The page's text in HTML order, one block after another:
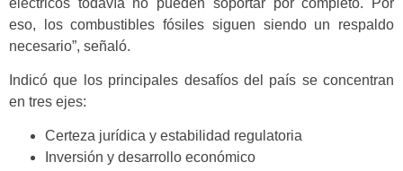
eso, los combustibles fósiles siguen siendo un respaldo
necesario”, señaló.
Indicó que los principales desafíos del país se concentran
en tres ejes:
Certeza jurídica y estabilidad regulatoria
Inversión y desarrollo económico